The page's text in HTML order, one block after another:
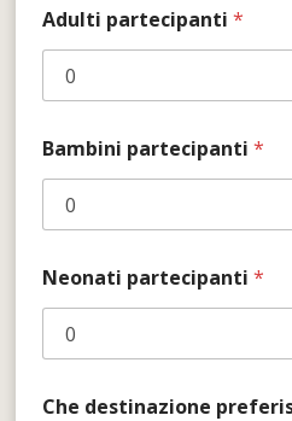
Adulti partecipanti*
Bambini partecipanti*
Neonati partecipanti*
Che destinazione